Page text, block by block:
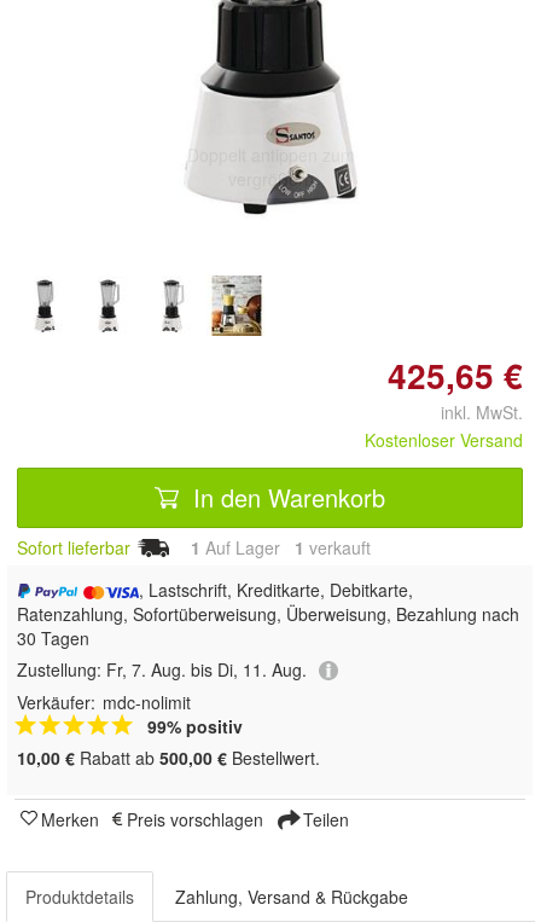
Doppelt antippen zum
vergrößern
425,65 €
inkl. MwSt.
Kostenloser Versand
In den Warenkorb
Sofort lieferbar 1 Auf Lager 1 verkauft
, Lastschrift, Kreditkarte, Debitkarte,
Ratenzahlung, Sofortüberweisung, Überweisung, Bezahlung nach
30 Tagen
Zustellung: Fr, 7. Aug. bis Di, 11. Aug.
Verkäufer: mdc-nolimit
99% positiv
10,00 € Rabatt ab 500,00 € Bestellwert.
Merken Preis vorschlagen Teilen
Produktdetails Zahlung, Versand & Rückgabe